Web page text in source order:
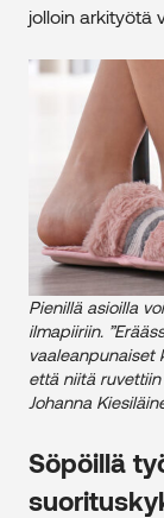
jolloin arkityötä
Pienillä asioilla
ilmapiiriin.
vaaleanpunaiset
että niitä ruvettiin
Johanna
Söpöillä